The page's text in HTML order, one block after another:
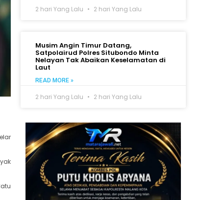
2 hari Yang Lalu 2 hari Yang Lalu
Musim Angin Timur Datang,
Satpolairud Polres Situbondo Minta
Nelayan Tak Abaikan Keselamatan di
Laut
READ MORE »
2 hari Yang Lalu 2 hari Yang Lalu